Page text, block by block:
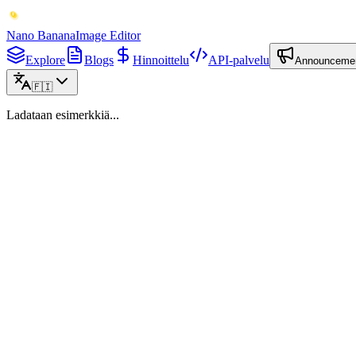
Nano BananaImage Editor
Explore
Blogs Hinnoittelu API-palvelu
🇫🇮
Ladataan esimerkkiä...